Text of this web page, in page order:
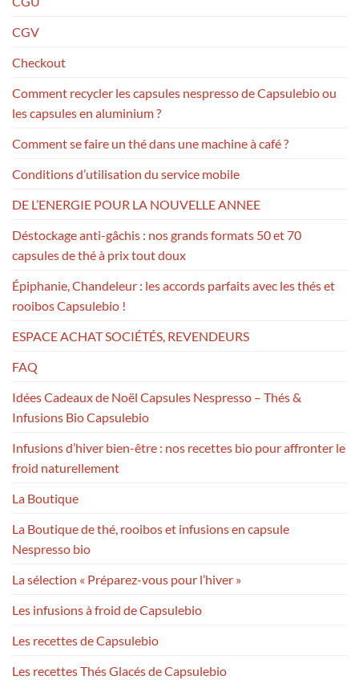
CGV
Checkout
Comment recycler les capsules nespresso de Capsulebio ou
les capsules en aluminium ?
Comment se faire un thé dans une machine à café ?
Conditions d’utilisation du service mobile
DE L’ENERGIE POUR LA NOUVELLE ANNEE
Déstockage anti-gâchis : nos grands formats 50 et 70
capsules de thé à prix tout doux
Épiphanie, Chandeleur : les accords parfaits avec les thés et
rooibos Capsulebio !
ESPACE ACHAT SOCIÉTÉS, REVENDEURS
FAQ
Idées Cadeaux de Noël Capsules Nespresso – Thés &
Infusions Bio Capsulebio
Infusions d’hiver bien-être : nos recettes bio pour affronter le
froid naturellement
La Boutique
La Boutique de thé, rooibos et infusions en capsule
Nespresso bio
La sélection « Préparez-vous pour l’hiver »
Les infusions à froid de Capsulebio
Les recettes de Capsulebio
Les recettes Thés Glacés de Capsulebio